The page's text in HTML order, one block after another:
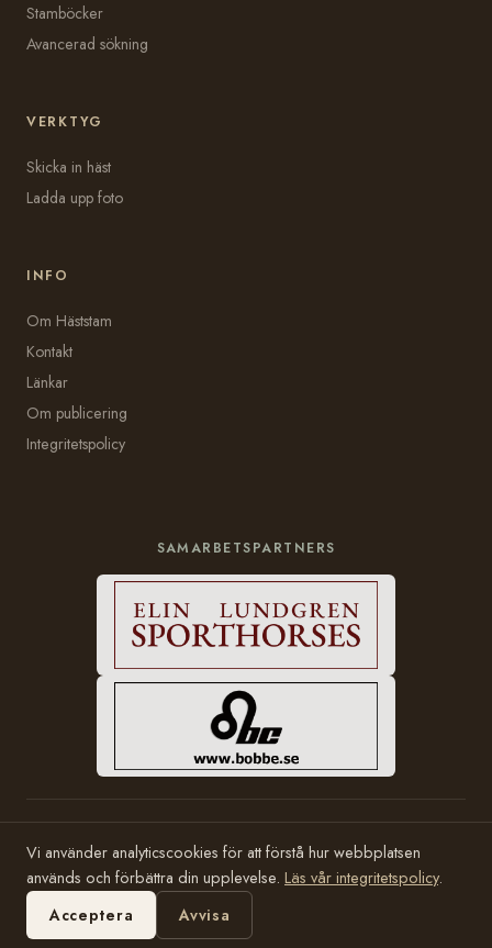
Stamböcker
Avancerad sökning
VERKTYG
Skicka in häst
Ladda upp foto
INFO
Om Häststam
Kontakt
Länkar
Om publicering
Integritetspolicy
SAMARBETSPARTNERS
Hosting:Bobbe Consulting
Vi använder analyticscookies för att förstå hur webbplatsen
används och förbättra din upplevelse. Läs vår integritetspolicy.
Acceptera
Avvisa